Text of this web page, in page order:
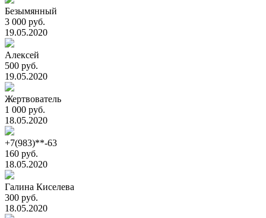
Безымянный
3 000 руб.
19.05.2020
Алексей
500 руб.
19.05.2020
Жертвователь
1 000 руб.
18.05.2020
+7(983)**-63
160 руб.
18.05.2020
Галина Киселева
300 руб.
18.05.2020